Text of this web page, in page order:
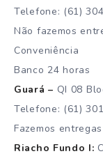
Telefone: (61)
Não fazemos
Conveniência
Banco 24 horas
Guará – QI 08
Telefone: (61)
Fazemos
Riacho Fundo I: